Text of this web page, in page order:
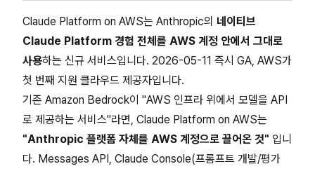
Claude Platform on AWS는 Anthropic의 네이티브
Claude Platform 경험 전체를 AWS 계정 안에서 그대로
사용하는 신규 서비스입니다. 2026-05-11 즉시 GA, AWS가
첫 번째 지원 클라우드 제공자입니다.
기존 Amazon Bedrock이 "AWS 인프라 위에서 모델을 API
로 제공하는 서비스"라면, Claude Platform on AWS는
"Anthropic 플랫폼 자체를 AWS 계정으로 끌어온 것" 입니
다. Messages API, Claude Console(프롬프트 개발/평가